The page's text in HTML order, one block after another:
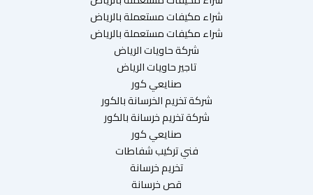
شراء مكيفات مستعملة بالرياض
شراء مكيفات مستعملة بالرياض
شركة حاويات الرياض
تاجير حاويات الرياض
صنايعي كور
شركة تخريم الخرسانة بالكور
شركة تخريم خرسانة بالكور
صنايعي كور
فني تركيب شفاطات
تخريم خرسانة
قص خرسانة